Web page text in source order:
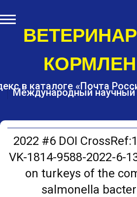
k
i
n
n
Международный научный
в каталоге «Почта
2022 #6 DOI
VK-1814-9588-2022-6-
on turkeys of the
salmonella